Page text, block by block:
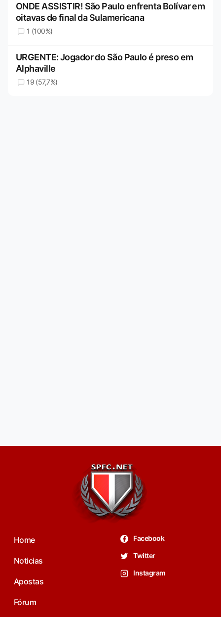
ONDE ASSISTIR! São Paulo enfrenta Bolívar em
oitavas de final da Sulamericana
1 (100%)
URGENTE: Jogador do São Paulo é preso em
Alphaville
19 (57,7%)
Home
Noticias
Apostas
Fórum
Facebook
Twitter
Instagram